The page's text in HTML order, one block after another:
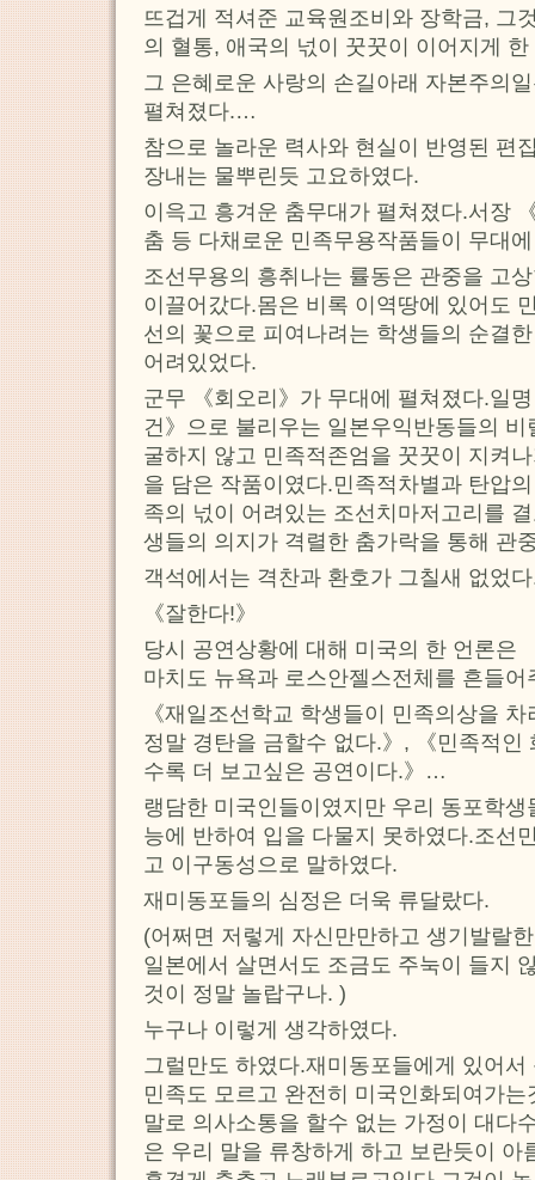
뜨겁게 적셔준 교육원조비와 장학금, 그
의 혈통, 애국의 넋이 꿋꿋이 이어지게
그 은혜로운 사랑의 손길아래 자본주의
펼쳐졌다.…
참으로 놀라운 력사와 현실이 반영된 편
장내는 물뿌린듯 고요하였다.
이윽고 흥겨운 춤무대가 펼쳐졌다.서장
춤 등 다채로운 민족무용작품들이 무대
조선무용의 흥취나는 률동은 관중을 고
이끌어갔다.몸은 비록 이역땅에 있어도
선의 꽃으로 피여나려는 학생들의 순결
어려있었다.
군무 《회오리》가 무대에 펼쳐졌다.일
건》으로 불리우는 일본우익반동들의
굴하지 않고 민족적존엄을 꿋꿋이 지켜
을 담은 작품이였다.민족적차별과 탄압
족의 넋이 어려있는 조선치마저고리를
생들의 의지가 격렬한 춤가락을 통해 관
객석에서는 격찬과 환호가 그칠새 없었
《잘한다!》
당시 공연상황에 대해 미국의 한 언론은
마치도 뉴욕과 로스안젤스전체를 흔들
《재일조선학교 학생들이 민족의상을
정말 경탄을 금할수 없다.》, 《민족적인
수록 더 보고싶은 공연이다.》…
랭담한 미국인들이였지만 우리 동포학
능에 반하여 입을 다물지 못하였다.조선
고 이구동성으로 말하였다.
재미동포들의 심정은 더욱 류달랐다.
(어쩌면 저렇게 자신만만하고 생기발랄
일본에서 살면서도 조금도 주눅이 들지
것이 정말 놀랍구나. )
누구나 이렇게 생각하였다.
그럴만도 하였다.재미동포들에게 있어
민족도 모르고 완전히 미국인화되여가
말로 의사소통을 할수 없는 가정이 대다
은 우리 말을 류창하게 하고 보란듯이 아